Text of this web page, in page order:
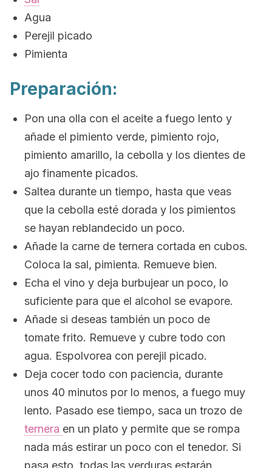
Agua
Perejil picado
Pimienta
Preparación:
Pon una olla con el aceite a fuego lento y
añade el pimiento verde, pimiento rojo,
pimiento amarillo, la cebolla y los dientes de
ajo finamente picados.
Saltea durante un tiempo, hasta que veas
que la cebolla esté dorada y los pimientos
se hayan reblandecido un poco.
Añade la carne de ternera cortada en cubos.
Coloca la sal, pimienta. Remueve bien.
Echa el vino y deja burbujear un poco, lo
suficiente para que el alcohol se evapore.
Añade si deseas también un poco de
tomate frito. Remueve y cubre todo con
agua. Espolvorea con perejil picado.
Deja cocer todo con paciencia, durante
unos 40 minutos por lo menos, a fuego muy
lento. Pasado ese tiempo, saca un trozo de
ternera en un plato y permite que se rompa
nada más estirar un poco con el tenedor. Si
pasa esto, todas las verduras estarán